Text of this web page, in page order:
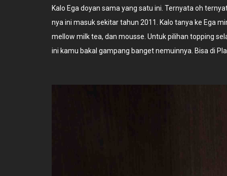
Kalo Ega doyan sama yang satu ini. Ternyata oh
nya ini masuk sekitar tahun 2011. Kalo tanya ke Ega
mellow milk tea, dan mousse. Untuk pilihan topping
ini kamu bakal gampang banget nemuinnya. Bisa di